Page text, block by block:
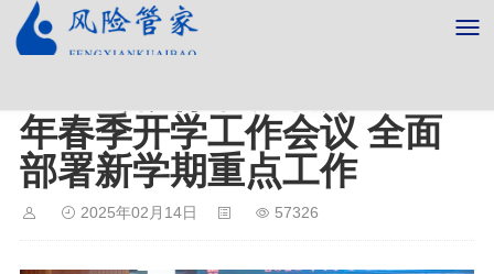
年春季开学工作会议 全面
部署新学期重点工作
2025年02月14日 57326